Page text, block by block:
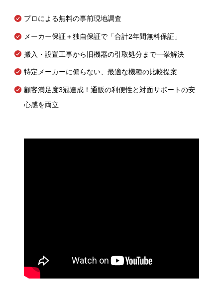
プロによる無料の事前現地調査
メーカー保証＋独自保証で「合計2年間無料保証」
搬入・設置工事から旧機器の引取処分まで一挙解決
特定メーカーに偏らない、最適な機種の比較提案
顧客満足度3冠達成！通販の利便性と対面サポートの安
心感を両立